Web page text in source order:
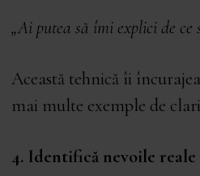
„Ai putea să îmi explici de ce
Această tehnică îi
mai multe exemple de
4. Identifică nevoile